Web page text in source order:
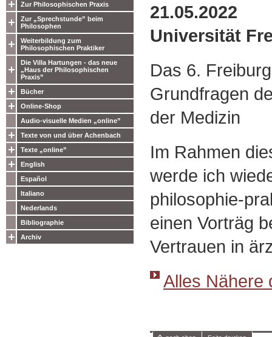
Zur Philosophischen Praxis
Zur „Sprechstunde” beim
Philosophen
Weiterbildung zum
Philosophischen Praktiker
Die Villa Hartungen - das neue
„Haus der Philosophischen
Praxis”
Bücher
Online-Shop
Audio-visuelle Medien „online”
Texte von und über Achenbach
Texte „online”
English
Español
Italiano
Nederlands
Bibliographie
Archiv
21.05.2022
Universität
Das 6.
Grundfragen
der Medizin
Im Rahmen
werde ich
philosophie-
einen Vorträg
Vertrauen in
Alles Nähere